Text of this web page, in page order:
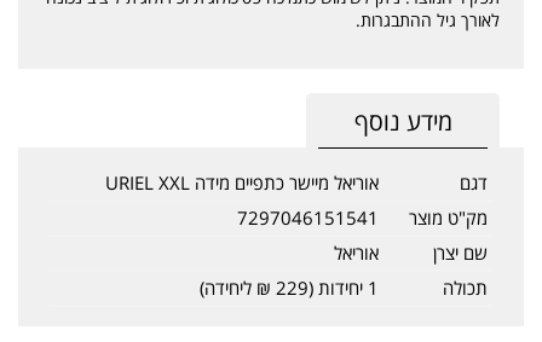
לאורך גיל ההתבגרות.
מידע נוסף
דגם
אוריאל מיישר כתפיים מידה URIEL XXL
מק"ט מוצר
7297046151541
שם יצרן
אוריאל
תכולה
1 יחידות (229 ₪ ליחידה)